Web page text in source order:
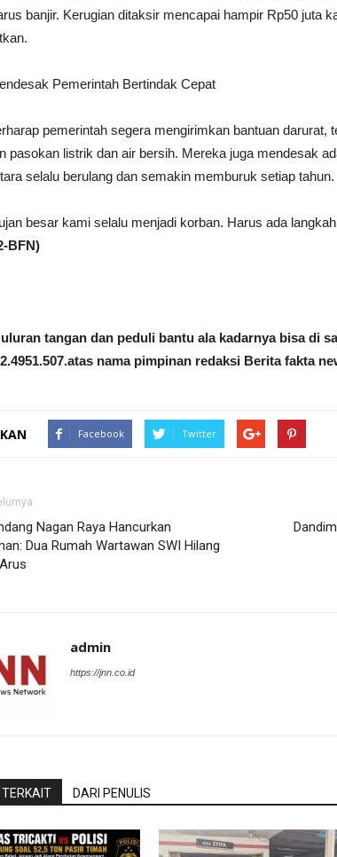
banjir. Kerugian ditaksir mencapai hampir Rp50 juta
Pemerintah Bertindak Cepat
pemerintah segera mengirimkan bantuan darurat,
pasokan listrik dan air bersih. Mereka juga mendesak
selalu berulang dan semakin memburuk setiap tahun.
besar kami selalu menjadi korban. Harus ada
BFN)
tangan dan peduli bantu ala kadarnya bisa di
nama pimpinan redaksi Berita fakta
Facebook Twitter
Nagan Raya Hancurkan
Dua Rumah Wartawan SWI Hilang
admin
https://jnn.co.id
TERKAIT DARI PENULIS